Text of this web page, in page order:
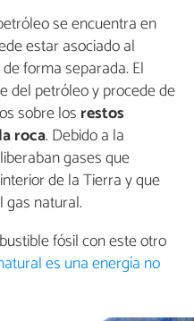
se encuentra en
estar asociado al
forma separada. El
del petróleo y procede de
sobre los restos
roca. Debido a la
gases que
de la Tierra y que
natural.
fósil con este otro
es una energía no